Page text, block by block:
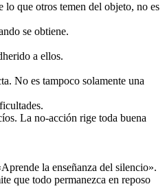
lo que otros temen del objeto, no es
se obtiene.
a ellos.
No es tampoco solamente una
La no-acción rige toda buena
la enseñanza del silencio».
que todo permanezca en reposo